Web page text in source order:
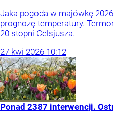
Jaka pogoda w majówkę
prognozę temperatury.
20 stopni Celsjusza.
27 kwi 2026 10:12
Ponad 2387 interwencji.